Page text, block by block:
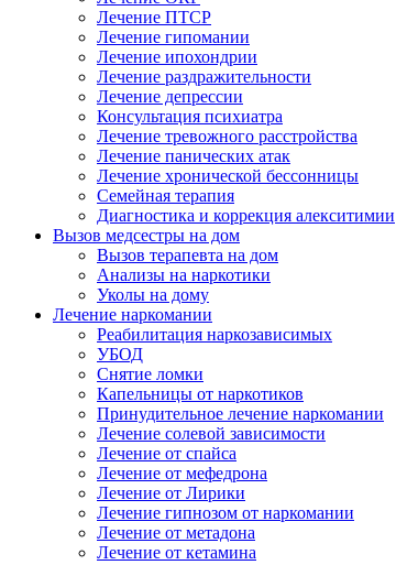
Лечение ПТСР
Лечение гипомании
Лечение ипохондрии
Лечение раздражительности
Лечение депрессии
Консультация психиатра
Лечение тревожного расстройства
Лечение панических атак
Лечение хронической бессонницы
Семейная терапия
Диагностика и коррекция алекситимии
Вызов медсестры на дом
Вызов терапевта на дом
Анализы на наркотики
Уколы на дому
Лечение наркомании
Реабилитация наркозависимых
УБОД
Снятие ломки
Капельницы от наркотиков
Принудительное лечение наркомании
Лечение солевой зависимости
Лечение от спайса
Лечение от мефедрона
Лечение от Лирики
Лечение гипнозом от наркомании
Лечение от метадона
Лечение от кетамина